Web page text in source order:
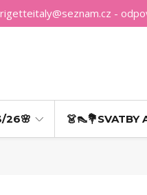
-
26🌸 👗👠💐SVATBY